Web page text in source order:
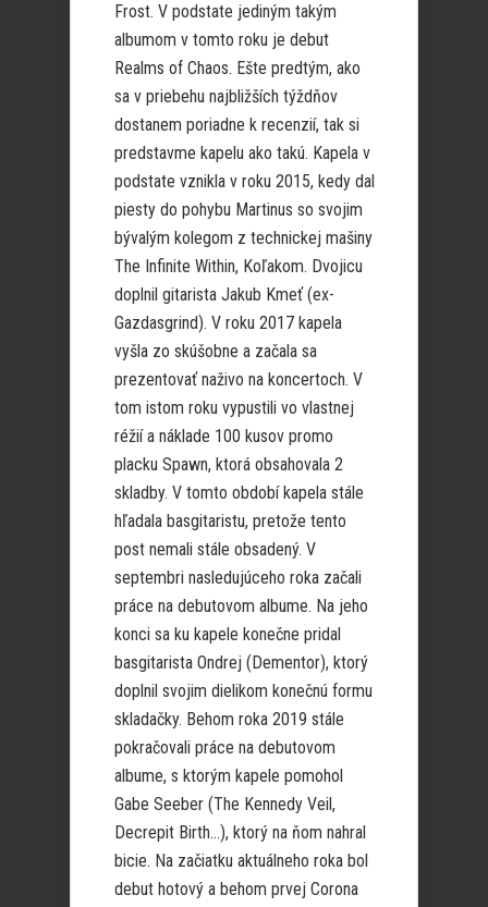
Frost. V podstate jediným takým
albumom v tomto roku je debut
Realms of Chaos. Ešte predtým, ako
sa v priebehu najbližších týždňov
dostanem poriadne k recenzií, tak si
predstavme kapelu ako takú. Kapela v
podstate vznikla v roku 2015, kedy dal
piesty do pohybu Martinus so svojim
bývalým kolegom z technickej mašiny
The Infinite Within, Koľakom. Dvojicu
doplnil gitarista Jakub Kmeť (ex-
Gazdasgrind). V roku 2017 kapela
vyšla zo skúšobne a začala sa
prezentovať naživo na koncertoch. V
tom istom roku vypustili vo vlastnej
réžií a náklade 100 kusov promo
placku Spawn, ktorá obsahovala 2
skladby. V tomto období kapela stále
hľadala basgitaristu, pretože tento
post nemali stále obsadený. V
septembri nasledujúceho roka začali
práce na debutovom albume. Na jeho
konci sa ku kapele konečne pridal
basgitarista Ondrej (Dementor), ktorý
doplnil svojim dielikom konečnú formu
skladačky. Behom roka 2019 stále
pokračovali práce na debutovom
albume, s ktorým kapele pomohol
Gabe Seeber (The Kennedy Veil,
Decrepit Birth…), ktorý na ňom nahral
bicie. Na začiatku aktuálneho roka bol
debut hotový a behom prvej Corona